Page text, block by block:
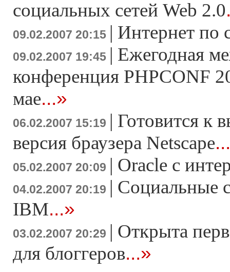
социальных сетей Web 2.0
09.02.2007 20:15 | Интернет по
09.02.2007 19:45 | Ежегодная
конференция PHPCONF
мае...»
06.02.2007 15:19 | Готовится к
версия браузера Netscape
05.02.2007 20:09 | Oracle с
04.02.2007 20:19 | Социальные
IBM...»
03.02.2007 20:29 | Открыта
для блоггеров...»